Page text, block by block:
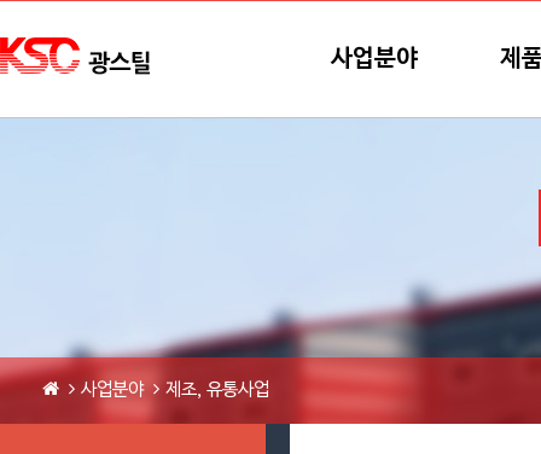
메뉴바로가기
사업분야 제
사업분야 제조, 유통사업